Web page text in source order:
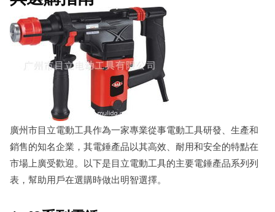
廣州市目立電動工具作為一家專業從事電動工具研發、生產和
銷售的知名企業，其電錘產品以其高效、耐用和安全的特點在
市場上廣受歡迎。以下是目立電動工具的主要電錘產品系列列
表，幫助用戶在選購時做出明智選擇。